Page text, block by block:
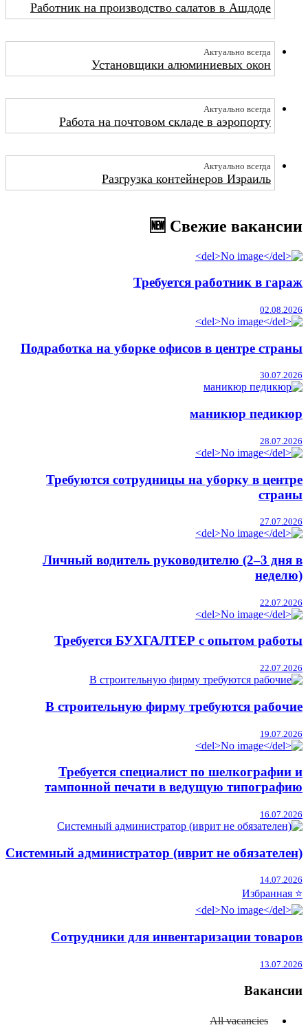
Работник на производство салатов в Ашдоде
Актуально всегда
Установщики алюминиевых окон
Актуально всегда
Работа на почтовом складе в аэропорту
Актуально всегда
Разгрузка контейнеров Израиль
🆕 Свежие вакансии
Требуется работник в гараж
02.08.2026
Подработка на уборке офисов в центре страны
30.07.2026
маникюр педикюр
28.07.2026
Требуются сотрудницы на уборку в центре
страны
27.07.2026
Личный водитель руководителю (2–3 дня в
неделю)
22.07.2026
Требуется БУХГАЛТЕР с опытом работы
22.07.2026
В строительную фирму требуются рабочие
19.07.2026
Требуется специалист по шелкографии и
тампонной печати в ведущую типографию
16.07.2026
Системный администратор (иврит не обязателен)
14.07.2026
⭐ Избранная
Сотрудники для инвентаризации товаров
13.07.2026
Вакансии
All vacancies